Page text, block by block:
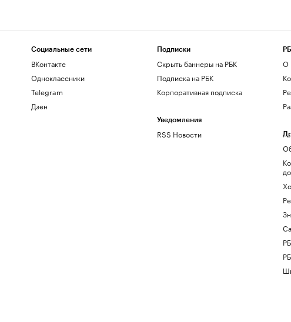
Социальные сети
ВКонтакте
Одноклассники
Telegram
Дзен
Подписки
Скрыть баннеры на РБК
Подписка на РБК
Корпоративная подписка
Уведомления
RSS Новости
О